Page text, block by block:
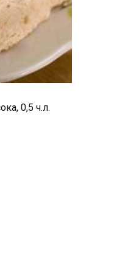
0,5 ч.л.